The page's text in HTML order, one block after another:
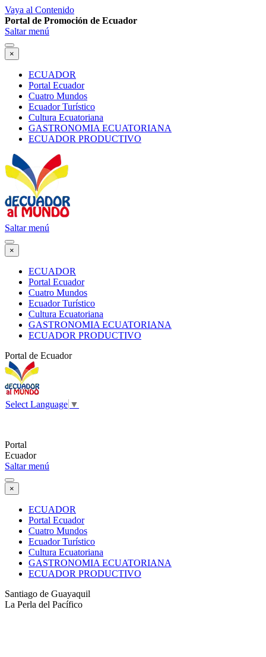
Vaya al Contenido
Portal de Promoción de Ecuador
Saltar menú
×
ECUADOR
Portal Ecuador
Cuatro Mundos
Ecuador Turístico
Cultura Ecuatoriana
GASTRONOMIA ECUATORIANA
ECUADOR PRODUCTIVO
Saltar menú
×
ECUADOR
Portal Ecuador
Cuatro Mundos
Ecuador Turístico
Cultura Ecuatoriana
GASTRONOMIA ECUATORIANA
ECUADOR PRODUCTIVO
Portal de Ecuador
Select Language ▼
Portal
Ecuador
Saltar menú
×
ECUADOR
Portal Ecuador
Cuatro Mundos
Ecuador Turístico
Cultura Ecuatoriana
GASTRONOMIA ECUATORIANA
ECUADOR PRODUCTIVO
Santiago de Guayaquil
La Perla del Pacífico